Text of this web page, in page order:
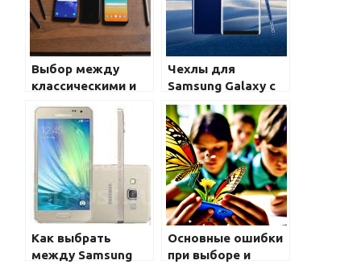
Выбор между
классическими и
моделями Galaxy:
что лучше для
вас?
Чехлы для
Samsung Galaxy с
защитой от
ударов и падений:
лучший выбор для
безопасности
вашего смартфона
Как выбрать
между Samsung
Основные ошибки
при выборе и